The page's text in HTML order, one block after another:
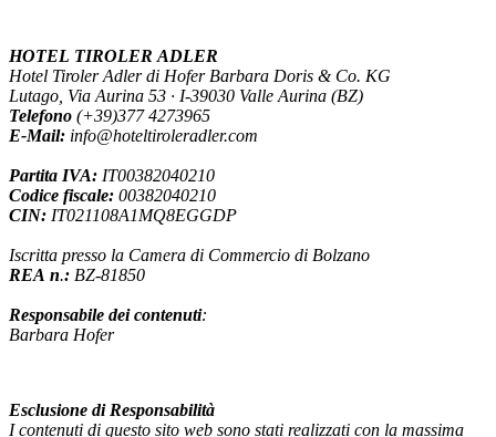
HOTEL TIROLER ADLER
Hotel Tiroler Adler di Hofer Barbara Doris & Co. KG
Lutago, Via Aurina 53 · I-39030 Valle Aurina (BZ)
Telefono (+39)377 4273965
E-Mail: info@hoteltiroleradler.com
Partita IVA: IT00382040210
Codice fiscale: 00382040210
CIN: IT021108A1MQ8EGGDP
Iscritta presso la Camera di Commercio di Bolzano
REA n.: BZ-81850
Responsabile dei contenuti:
Barbara Hofer
Esclusione di Responsabilità
I contenuti di questo sito web sono stati realizzati con la massima